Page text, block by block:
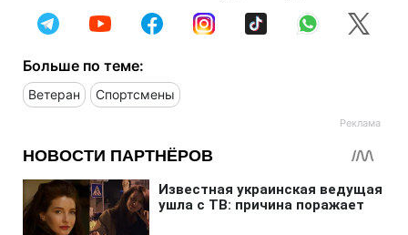
Больше по теме:
Ветеран Спортсмены